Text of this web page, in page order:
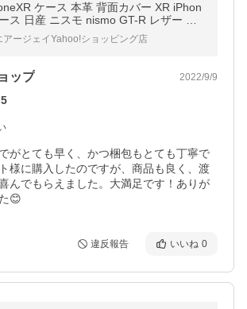
ケース 本革 背面カバー XR iPhon
ス 日産 ニスモ nismo GT-R レザー ブ
ク ニッサン NISSAN
アージェイYahoo!ショッピング店
ップ 2022/9/9
5
がとても早く、かつ梱包もとても丁寧で
様に購入したのですが、商品も良く、渡
んでもらえました。大満足です！ありが
😊
違反報告 いいね 0